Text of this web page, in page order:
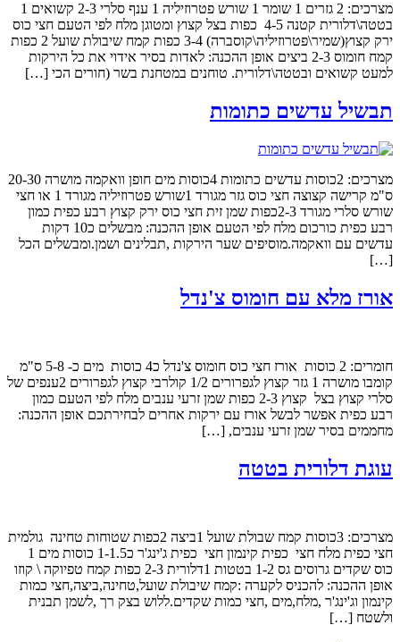
מצרכים: 2 גזרים 1 שומר 1 שורש פטרוזיליה 1 ענף סלרי 2-3 קשואים 1
בטטה\דלורית קטנה 4-5 כפות בצל קצוץ ומטוגן מלח לפי הטעם חצי כוס
ירק קצוץ(שמיר\פטרוזיליה\קוסברה) 3-4 כפות קמח שיבולת שועל 2 כפות
קמח חומוס 2-3 ביצים אופן ההכנה: לאדות בסיר אידוי את כל הירקות
למעט קשואים ובטטה\דלורית. טוחנים במטחנת בשר (חורים הכי […]
תבשיל עדשים כתומות
מצרכים: 2כוסות עדשים כתומות 4כוסות מים חופן וואקמה מושרה 20-30
ס"מ קרישה קצוצה חצי כוס גזר מגורד 1שורש פטרוזיליה מגורד 1 או חצי
שורש סלרי מגורד 2-3כפות שמן זית חצי כוס ירק קצוץ רבע כפית כמון
רבע כפית כורכום מלח לפי הטעם אופן ההכנה: מבשלים כ10 דקות
עדשים עם וואקמה.מוסיפים שער הירקות ,תבלינים ושמן.ומבשלים הכל
[…]
אורז מלא עם חומוס צ'נדל
חומרים: 2 כוסות אורז חצי כוס חומוס צ'נדל כ4 כוסות מים כ- 5-8 ס"מ
קומבו מושרה 1 גזר קצוץ לגפרורים 1/2 קולרבי קצוץ לגפרורים 2ענפים של
סלרי קצוץ בצל קצוץ 2-3 כפות שמן זרעי ענבים מלח לפי הטעם כמון
רבע כפית אפשר לבשל אורז עם ירקות אחרים לבחירתכם אופן ההכנה:
מחממים בסיר שמן זרעי ענבים, […]
עוגת דלורית בטטה
מצרכים: 3כוסות קמח שבולת שועל 1ביצה 2כפות שטוחות טחינה גולמית
חצי כפית מלח חצי כפית קינמון חצי כפית ג'ינג'ר כ1-1.5 כוסות מים 1
כוס שקדים גרוסים גס 1-2 בטטות 1דלורית 2-3 כפות קמח טפיוקה \ קוזו
אופן ההכנה: להכניס לקערה :קמח שיבולת שועל,טחינה,ביצה,חצי כמות
קינמון וג'ינג'ר ,מלח,מים ,חצי כמות שקדים.ללוש בצק רך ,לשמן תבנית
ולשטח […]